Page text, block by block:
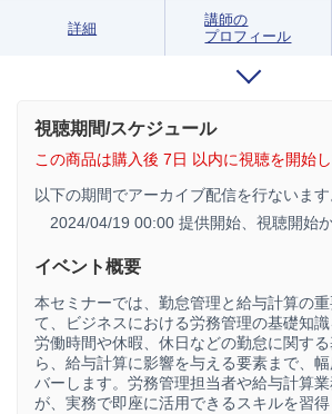
詳細
講師の
プロフィール
視聴期間/スケジュール
この商品は購入後 7日 以内に視聴を開始し
以下の期間でアーカイブ配信を行ないます
2024/04/19 00:00 提供開始、 視聴開始
イベント概要
本セミナーでは、勤怠管理と給与計算の
て、ビジネスにおける労務管理の基礎知識
労働時間や休暇、休日などの勤怠に関す
ら、給与計算に影響を与える要素まで、
バーします。労務管理担当者や給与計算
が、実務で即座に活用できるスキルを習得